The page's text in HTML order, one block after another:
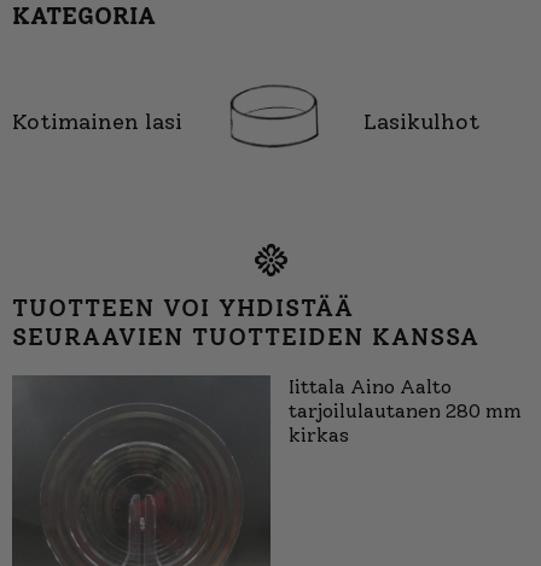
KATEGORIA
Kotimainen lasi Lasikulhot
TUOTTEEN VOI YHDISTÄÄ
SEURAAVIEN TUOTTEIDEN KANSSA
Iittala Aino Aalto
tarjoilulautanen 280 mm
kirkas